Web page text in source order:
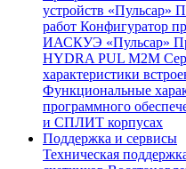
устройств «Пульсар»
работ Конфигуратор
ИАСКУЭ «Пульсар»
HYDRA PUL M2M
характеристики
Функциональные
программного
и СПЛИТ корпусах
Поддержка и сервисы
Техническая